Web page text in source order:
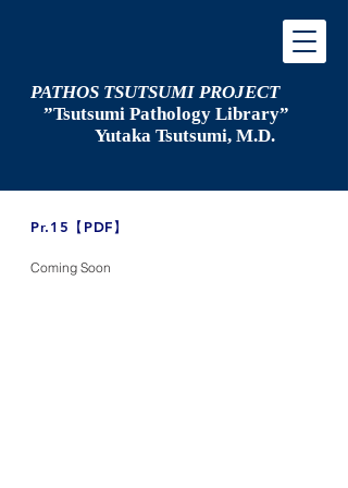
PATHOS TSUTSUMI PROJECT
”Tsutsumi Pathology Library”
Yutaka Tsutsumi, M.D.
​Pr.15【PDF】
Coming Soon